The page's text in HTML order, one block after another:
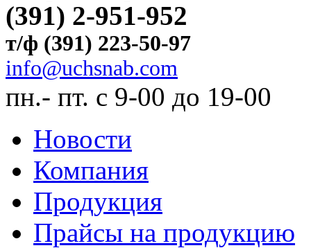
(391) 2-951-952
т/ф (391) 223-50-97
info@uchsnab.com
пн.- пт. с 9-00 до 19-00
Новости
Компания
Продукция
Прайсы на продукцию